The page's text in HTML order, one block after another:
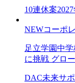
10連休案
NEWコーポ
足立学園中
に挑戦 グロ
DAC未来サ